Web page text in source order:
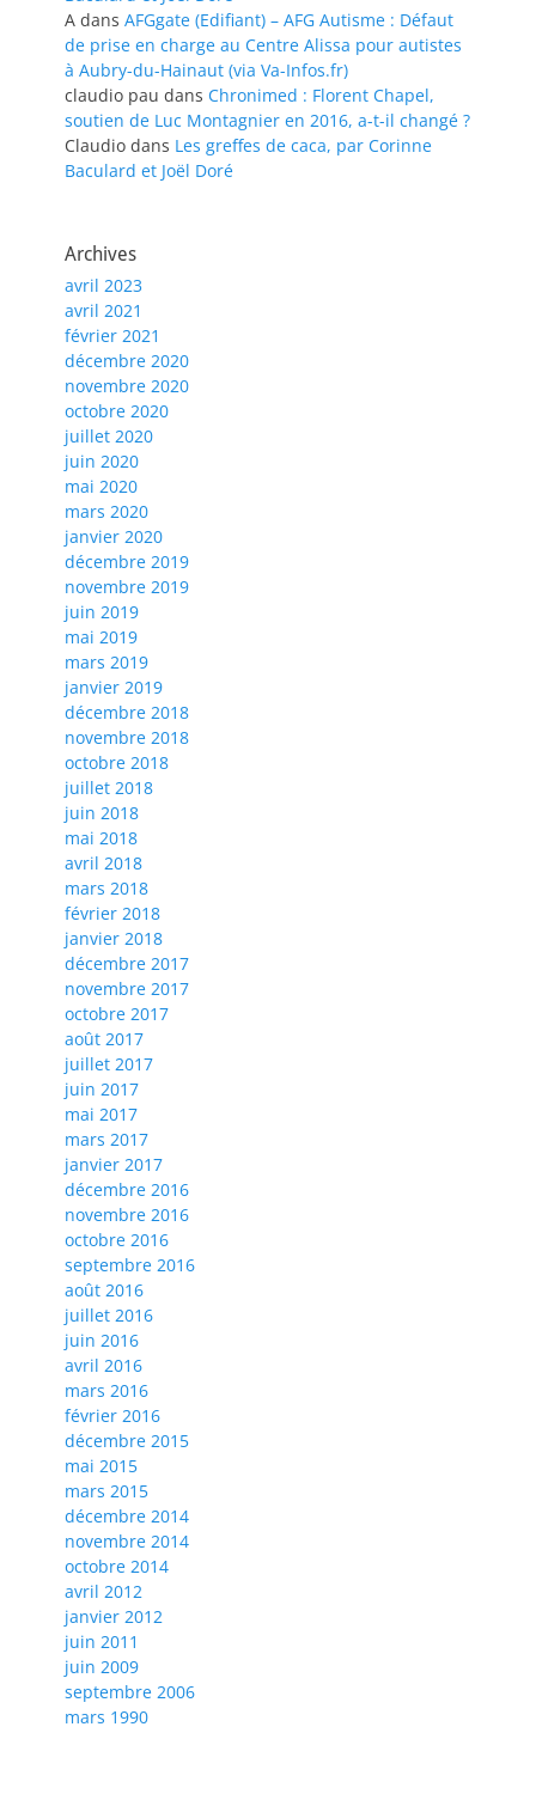
A dans AFGgate (Edifiant) – AFG Autisme : Défaut
de prise en charge au Centre Alissa pour autistes
à Aubry-du-Hainaut (via Va-Infos.fr)
claudio pau dans Chronimed : Florent Chapel,
soutien de Luc Montagnier en 2016, a-t-il changé ?
Claudio dans Les greffes de caca, par Corinne
Baculard et Joël Doré
Archives
avril 2023
avril 2021
février 2021
décembre 2020
novembre 2020
octobre 2020
juillet 2020
juin 2020
mai 2020
mars 2020
janvier 2020
décembre 2019
novembre 2019
juin 2019
mai 2019
mars 2019
janvier 2019
décembre 2018
novembre 2018
octobre 2018
juillet 2018
juin 2018
mai 2018
avril 2018
mars 2018
février 2018
janvier 2018
décembre 2017
novembre 2017
octobre 2017
août 2017
juillet 2017
juin 2017
mai 2017
mars 2017
janvier 2017
décembre 2016
novembre 2016
octobre 2016
septembre 2016
août 2016
juillet 2016
juin 2016
avril 2016
mars 2016
février 2016
décembre 2015
mai 2015
mars 2015
décembre 2014
novembre 2014
octobre 2014
avril 2012
janvier 2012
juin 2011
juin 2009
septembre 2006
mars 1990